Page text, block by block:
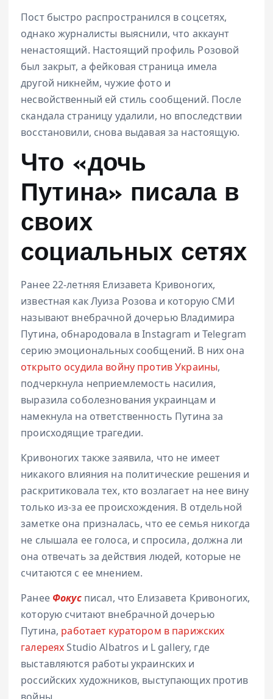
Пост быстро распространился в соцсетях,
однако журналисты выяснили, что аккаунт
ненастоящий. Настоящий профиль Розовой
был закрыт, а фейковая страница имела
другой никнейм, чужие фото и
несвойственный ей стиль сообщений. После
скандала страницу удалили, но впоследствии
восстановили, снова выдавая за настоящую.
Что «дочь
Путина» писала в
своих
социальных сетях
Ранее 22-летняя Елизавета Кривоногих,
известная как Луиза Розова и которую СМИ
называют внебрачной дочерью Владимира
Путина, обнародовала в Instagram и Telegram
серию эмоциональных сообщений. В них она
открыто осудила войну против Украины,
подчеркнула неприемлемость насилия,
выразила соболезнования украинцам и
намекнула на ответственность Путина за
происходящие трагедии.
Кривоногих также заявила, что не имеет
никакого влияния на политические решения и
раскритиковала тех, кто возлагает на нее вину
только из-за ее происхождения. В отдельной
заметке она призналась, что ее семья никогда
не слышала ее голоса, и спросила, должна ли
она отвечать за действия людей, которые не
считаются с ее мнением.
Ранее Фокусписал, что Елизавета Кривоногих,
которую считают внебрачной дочерью
Путина, работает куратором в парижских
галереяхStudio Albatros и L gallery, где
выставляются работы украинских и
российских художников, выступающих против